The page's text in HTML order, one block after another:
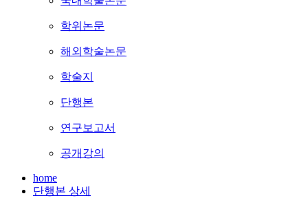
학위논문
해외학술논문
학술지
단행본
연구보고서
공개강의
home
단행본 상세